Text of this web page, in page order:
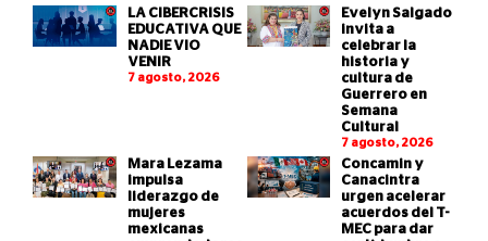
LA CIBERCRISIS
EDUCATIVA QUE
NADIE VIO
VENIR
7 agosto, 2026
Evelyn Salgado
invita a
celebrar la
historia y
cultura de
Guerrero en
Semana
Cultural
7 agosto, 2026
Mara Lezama
impulsa
liderazgo de
mujeres
mexicanas
Concamin y
Canacintra
urgen acelerar
acuerdos del T-
MEC para dar